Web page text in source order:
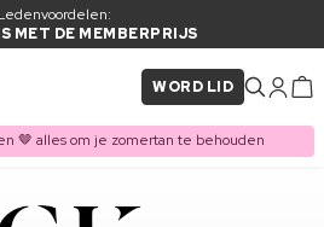
MET DE MEMBERPRIJS
WORD LID
🤎 alles om je zomertan te behouden